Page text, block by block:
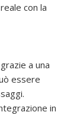
con la
a una
essere
in